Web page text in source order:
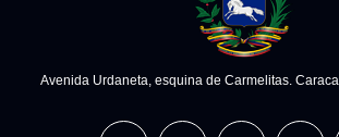
Avenida Urdaneta, esquina de Carmelitas.